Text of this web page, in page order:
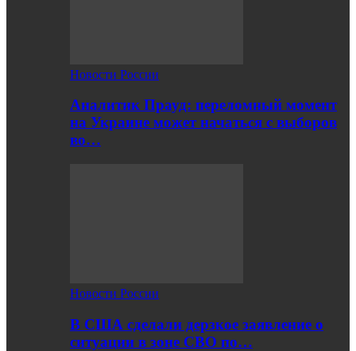
Новости России
Аналитик Прауд: переломный момент
на Украине может начаться с выборов
во…
Новости России
В США сделали дерзкое заявление о
ситуации в зоне СВО по…